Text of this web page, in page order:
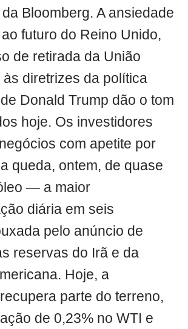
da Bloomberg. A ansiedade
futuro do Reino Unido,
de retirada da União
às diretrizes da política
Donald Trump dão o tom
hoje. Os investidores
com apetite por
queda, ontem, de quase
— a maior
diária em seis
pelo anúncio de
reservas do Irã e da
Hoje, a
parte do terreno,
de 0,23% no WTI e